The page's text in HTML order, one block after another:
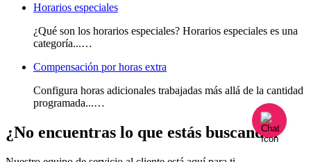
Horarios especiales
¿Qué son los horarios especiales? Horarios especiales es una
categoría...…
Compensación por horas extra
Configura horas adicionales trabajadas más allá de la cantidad
programada...…
¿No encuentras lo que estás buscando?